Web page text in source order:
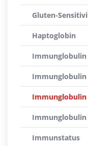
Gluten-
Haptoglobin
Immunglobulin
Immunglobulin
Immunglobulin
Immunglobulin
Immunstatus